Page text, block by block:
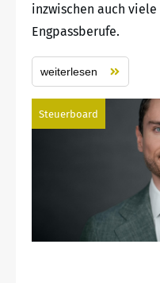
inzwischen auch
Engpassberufe.
weiterlesen
Steuerboard